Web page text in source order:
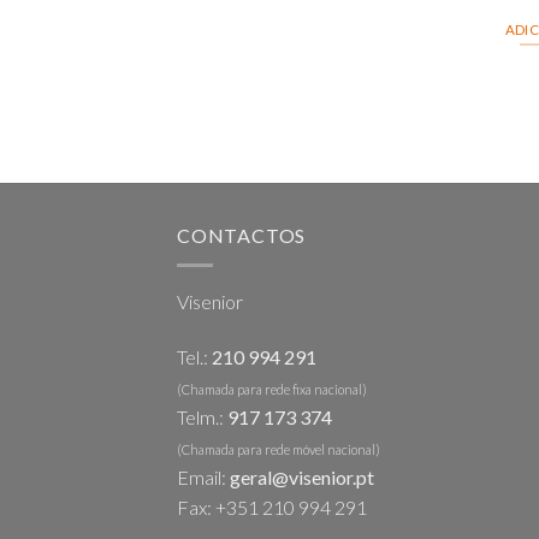
CONTACTOS
Visenior
Tel.: 210 994 291
(Chamada para rede fixa nacional)
Telm.: 917 173 374
(Chamada para rede móvel nacional)
Email: geral@visenior.pt
Fax: +351 210 994 291